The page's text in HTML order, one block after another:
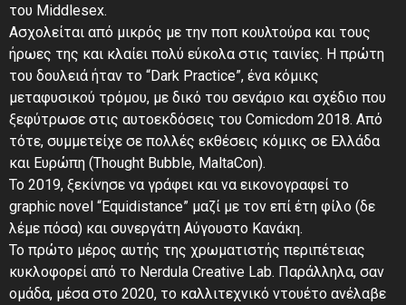
του Middlesex.
Ασχολείται από μικρός με την ποπ κουλτούρα και τους
ήρωες της και κλαίει πολύ εύκολα στις ταινίες. Η πρώτη
του δουλειά ήταν το “Dark Practice”, ένα κόμικς
μεταφυσικού τρόμου, με δικό του σενάριο και σχέδιο που
ξεφύτρωσε στις αυτοεκδόσεις του Comicdom 2018. Από
τότε, συμμετείχε σε πολλές εκθέσεις κόμικς σε Ελλάδα
και Ευρώπη (Thought Bubble, MaltaCon).
Το 2019, ξεκίνησε να γράφει και να εικονογραφεί το
graphic novel “Equidistance” μαζί με τον επί έτη φίλο (δε
λέμε πόσα) και συνεργάτη Αύγουστο Κανάκη.
Το πρώτο μέρος αυτής της χρωματιστής περιπέτειας
κυκλοφορεί από το Nerdula Creative Lab. Παράλληλα, σαν
ομάδα, μέσα στο 2020, το καλλιτεχνικό ντουέτο ανέλαβε